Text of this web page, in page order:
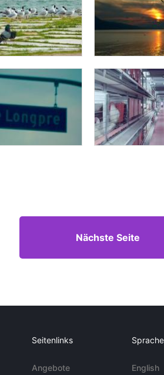
Nächste Seite
Seitenlinks
Angebote
English